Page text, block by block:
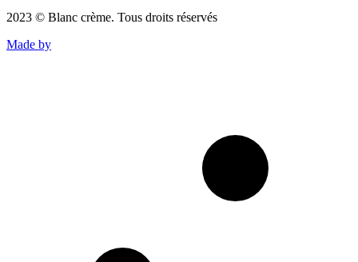
2023 © Blanc crème. Tous droits réservés
Made by